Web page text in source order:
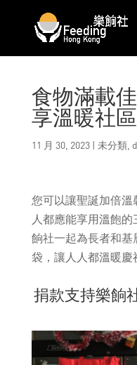
食物滿載
享溫暖社區
11 月 30, 2023| 未分類,
您可以讓聖誕加倍
人都應能享用溫飽
餉社一起為長者和
袋，讓人人都溫暖慶
捐款支持樂餉